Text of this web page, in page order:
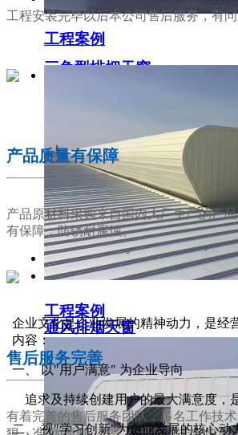
三角型排烟天窗
通风排烟天窗
工程案例
工程案例
工程安装完毕以后本公司售后服务，有
产品质量有保障
产品原材料采购来自国内大厂生产的产
有保障，防锈耐腐蚀。
03
售后服务完善
有着完善的售后服务团队，多名工作技
企业文化是企业发展的精神动力，是经
内容：
一、 以"用户满意" 为企业导向
追求及持续创建用户的最大满意度，
二、 视"学习创新"为企业发展的核心动